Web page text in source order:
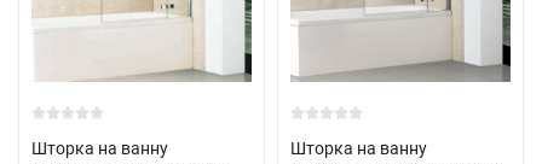
Шторка на ванну
Шторка на ванну